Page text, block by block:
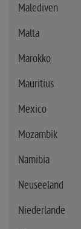
Malediven
Malta
Marokko
Mauritius
Mexico
Mozambik
Namibia
Neuseeland
Niederlande